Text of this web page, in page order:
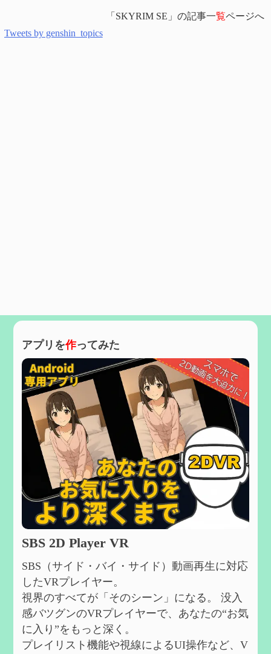
「SKYRIM SE」の記事一覧ページへ
Tweets by genshin_topics
アプリを作ってみた
SBS 2D Player VR
SBS（サイド・バイ・サイド）動画再生に対応
したVRプレイヤー。
視界のすべてが「そのシーン」になる。 没入
感バツグンのVRプレイヤーで、あなたの“お気
に入り”をもっと深く。
プレイリスト機能や視線によるUI操作など、V